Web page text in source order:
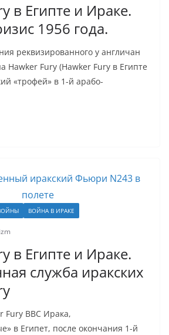
в Египте и Ираке.
1956 года.
реквизированного у англичан
Hawker Fury (Hawker Fury в Египте
«трофей» в 1-й арабо-
ВОЙНА В ИРАКЕ
в Египте и Ираке.
служба иракских
Fury ВВС Ирака,
в Египет, после окончания 1-й